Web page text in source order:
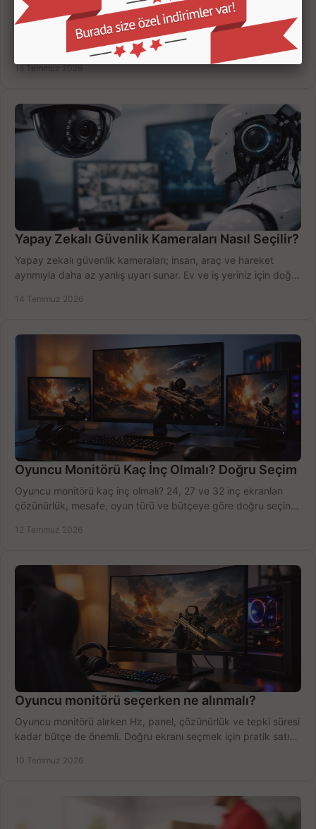
Kamera Kayıt Cihazı İncelemesi Nasıl Yapılır?
Kamera kayıt cihazı incelemesi yaparken kanal sayısı,
çözünürlük, disk kapasitesi ve uzaktan erişimi birlikte
değerlendirin; bütçenizi doğru yönetin.
16 Temmuz 2026
Yapay Zekalı Güvenlik Kameraları Nasıl Seçilir?
Yapay zekalı güvenlik kameraları; insan, araç ve hareket
ayrımıyla daha az yanlış uyarı sunar. Ev ve iş yeriniz için doğru
14 Temmuz 2026
Oyuncu Monitörü Kaç İnç Olmalı? Doğru Seçim
Oyuncu monitörü kaç inç olmalı? 24, 27 ve 32 inç ekranları
çözünürlük, mesafe, oyun türü ve bütçeye göre doğru seçin,
12 Temmuz 2026
Oyuncu monitörü seçerken ne alınmalı?
Oyuncu monitörü alırken Hz, panel, çözünürlük ve tepki süresi
kadar bütçe de önemli. Doğru ekranı seçmek için pratik satın
10 Temmuz 2026